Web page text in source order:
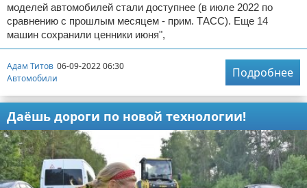
моделей автомобилей стали доступнее (в июле 2022 по
сравнению с прошлым месяцем - прим. ТАСС). Еще 14
машин сохранили ценники июня",
Адам Титов 06-09-2022 06:30
Автомобили
Подробнее
Даёшь дороги по новой технологии!